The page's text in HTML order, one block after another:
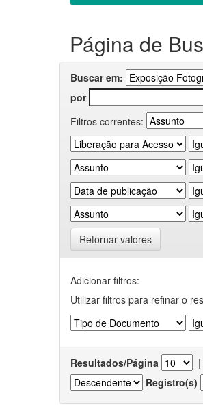
Página de
Buscar em:
por
Filtros correntes:
Retornar valores
Adicionar filtros:
Utilizar filtros para refinar o
Resultados/Página |
Registro(s)